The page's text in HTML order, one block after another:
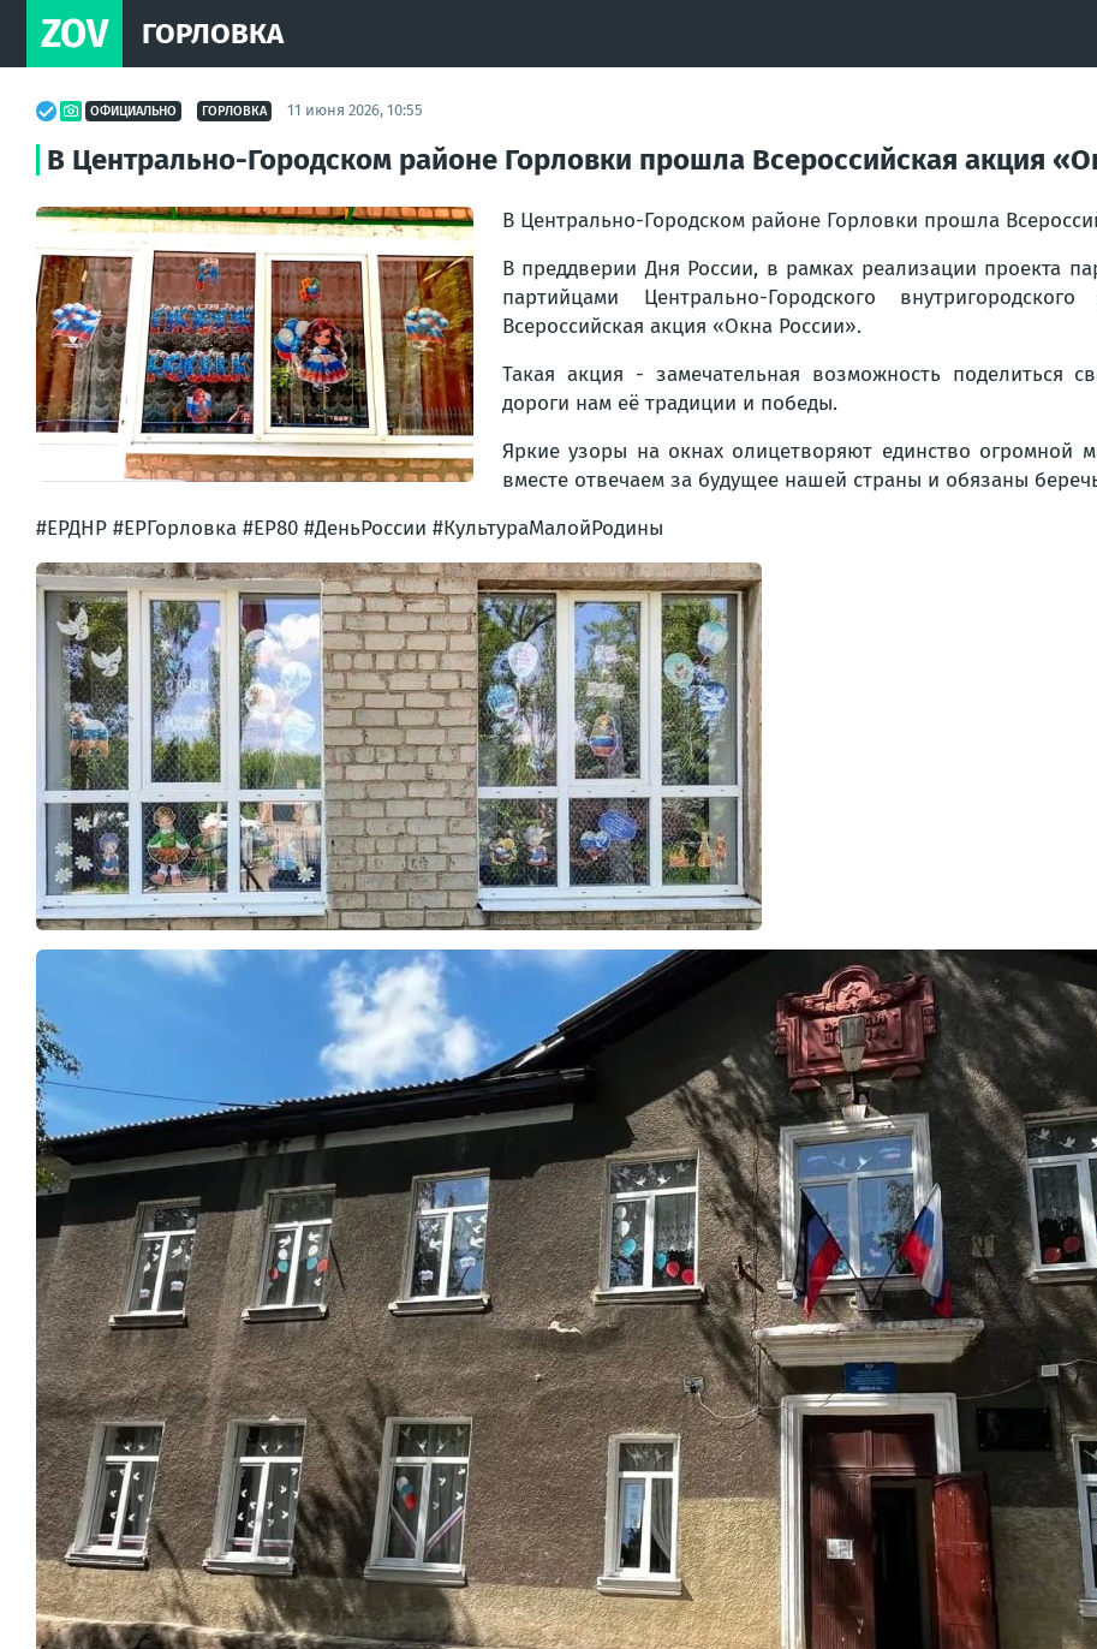
ZOV ГОРЛОВКА
ОФИЦИАЛЬНО ГОРЛОВКА 11 июня 2026, 10:55
В Центрально-Городском районе Горловки прошла Всероссийская акция
В Центрально-Городском районе Горловки прошла
В преддверии Дня России, в рамках реализации проекта
партийцами Центрально-Городского
Всероссийская акция «Окна России».
Такая акция - замечательная возможность поделиться
дороги нам её традиции и победы.
Яркие узоры на окнах олицетворяют единство огромной
вместе отвечаем за будущее нашей страны и обязаны
#ЕРДНР #ЕРГорловка #ЕР80 #ДеньРоссии #КультураМалойРодины